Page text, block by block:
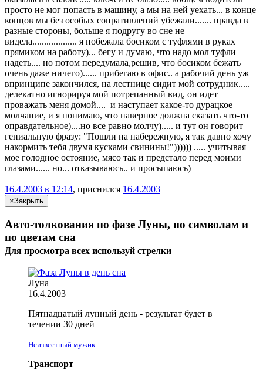
просто не мог попасть в машину, а мы на ней уехать... в конце
концов мы без особых сопративлений убежали....... правда в
разные стороны, больше я подругу во сне не
видела................... я побежала босиком с туфлями в руках
прямиком на работу)... бегу и думаю, что надо мол туфли
надеть.... но потом передумала,решив, что босиком бежать
очень даже ничего)...... прибегаю в офис.. а рабочий день уж
впринципе закончился, на лестнице сидит мой сотрудник.....
делекатно игнорируя мой потрепанный вид, он идет
проважать меня домой.... и наступает какое-то дурацкое
молчание, и я понимаю, что наверное должна сказать что-то
оправдательное)....но все равно молчу)..... и тут он говорит
гениальную фразу: "Пошли на набережную, я так давно хочу
накормить тебя двумя кусками свинины!")))))) ..... учитывая
мое голодное остояние, мясо так и предстало перед моими
глазами...... но... отказываюсь.. и просыпаюсь)
16.4.2003 в 12:14, приснился 16.4.2003
×Закрыть
Авто-толкования по фазе Луны, по символам и
по цветам сна
Для просмотра всех используй стрелки
Луна
16.4.2003
Пятнадцатый лунный день - результат будет в
течении 30 дней
Неизвестный мужик
Транспорт